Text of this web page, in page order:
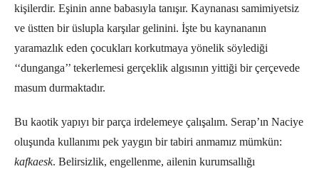
kişilerdir. Eşinin anne babasıyla tanışır. Kaynanası samimiyetsiz
ve üstten bir üslupla karşılar gelinini. İşte bu kaynananın
yaramazlık eden çocukları korkutmaya yönelik söylediği
‘‘dunganga’’ tekerlemesi gerçeklik algısının yittiği bir çerçevede
masum durmaktadır.
Bu kaotik yapıyı bir parça irdelemeye çalışalım. Serap’ın Naciye
oluşunda kullanımı pek yaygın bir tabiri anmamız mümkün:
kafkaesk. Belirsizlik, engellenme, ailenin kurumsallığı